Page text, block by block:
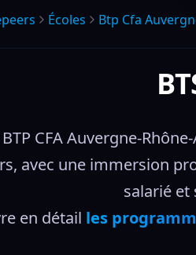
Écoles Btp Cfa
CFA Auvergne-
avec une immersion
salarié et
en détail les